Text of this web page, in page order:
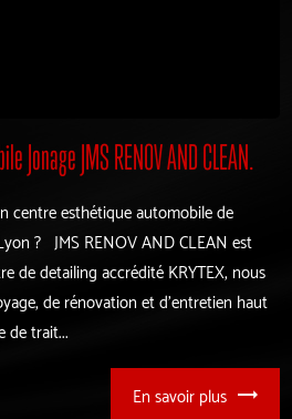
Jonage JMS RENOV AND CLEAN.
centre esthétique automobile de
? JMS RENOV AND CLEAN est
de detailing accrédité KRYTEX, nous
de rénovation et d'entretien haut
de trait...
En savoir plus